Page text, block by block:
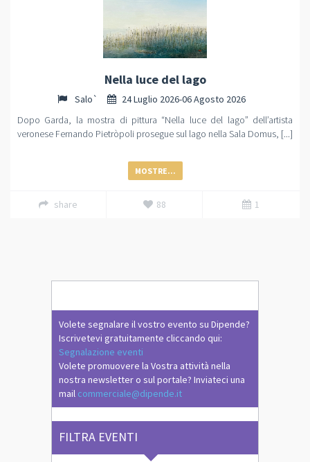
Nella luce del lago
Salo`
24 Luglio 2026-06 Agosto 2026
Dopo Garda, la mostra di pittura “Nella luce del lago” dell’artista
veronese Fernando Pietròpoli prosegue sul lago nella Sala Domus, [...]
MOSTRE...
share 88 1
Volete segnalare il vostro evento su Dipende?
Iscrivetevi gratuitamente cliccando qui:
Segnalazione eventi
Volete promuovere la Vostra attività nella
nostra newsletter o sul portale? Inviateci una
mail commerciale@dipende.it
FILTRA EVENTI